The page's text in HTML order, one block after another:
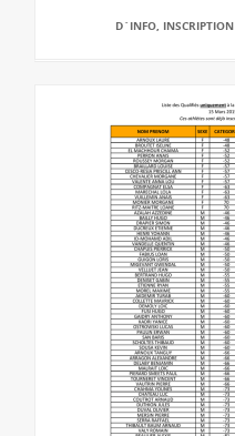
D`INFO, INSCRIPTION